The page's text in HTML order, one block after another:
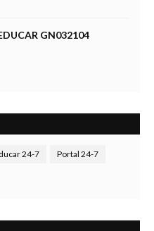
GN032104
24-7 Portal 24-7